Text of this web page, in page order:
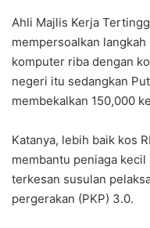
Ahli Majlis Kerja
mempersoalkan
komputer riba dengan
negeri itu sedangkan
membekalkan 150,000
Katanya, lebih baik kos
membantu peniaga
terkesan susulan
pergerakan (PKP) 3.0.